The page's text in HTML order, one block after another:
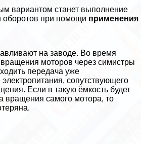
вариантом станет выполнение
оборотов при помощи применения
на заводе. Во время
вращения моторов через симистры
передача уже
электропитания, сопутствующего
Если в такую ёмкость будет
вращения самого мотора, то